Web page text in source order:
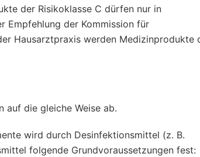
der Risikoklasse C dürfen nur in
Empfehlung der Kommission für
Hausarztpraxis werden Medizinprodukte
auf die gleiche Weise ab.
wird durch Desinfektionsmittel (z. B.
folgende Grundvoraussetzungen fest: